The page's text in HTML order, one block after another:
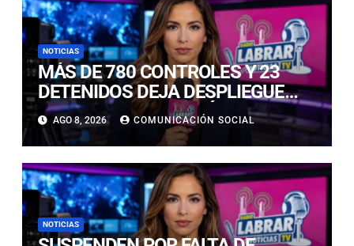
NOTICIAS
MÁS DE 780 CONTROLES Y 23
DETENIDOS DEJA DESPLIEGUE
POLICIAL EN COPIAPÓ Y CALDERA
AGO 8, 2026 COMUNICACIÓN SOCIAL
NOTICIAS